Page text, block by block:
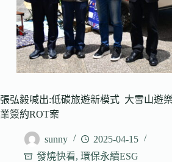
張弘毅喊出:低碳旅遊新模式 大雪山遊
業簽約ROT案
sunny
2025-04-15
發燒快看, 環保永續ESG